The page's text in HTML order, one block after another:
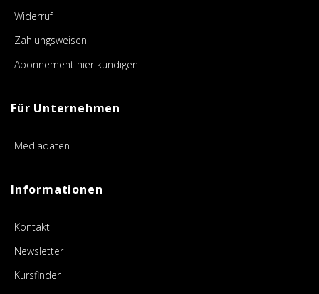
Widerruf
Zahlungsweisen
Abonnement hier kündigen
Für Unternehmen
Mediadaten
Informationen
Kontakt
Newsletter
Kursfinder